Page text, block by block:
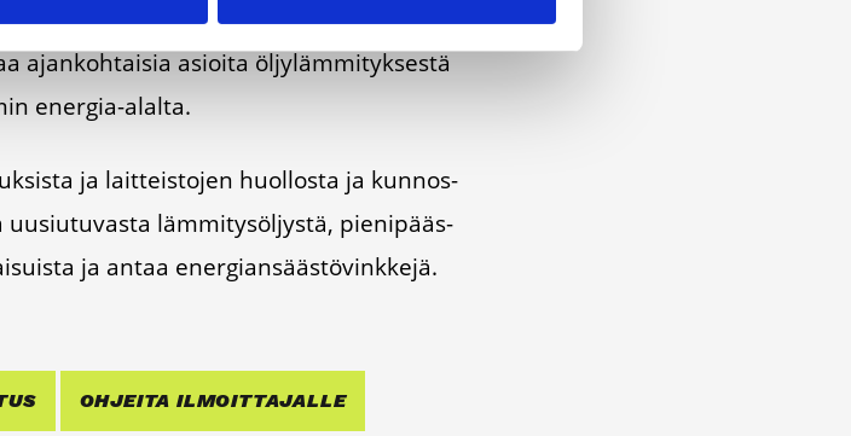
Höy­lä IV:n kulut­ta­ja­tie­do­tus­ka­na­va.
ajan­koh­tai­sia asioi­ta öljy­läm­mi­tyk­ses­tä
ener­gia-alal­ta.
ja lait­teis­to­jen huol­los­ta ja kun­nos­
uusiu­tu­vas­ta läm­mi­ty­söl­jys­tä, pie­ni­pääs­
ja antaa ener­gian­sääs­tö­vink­ke­jä.
OHJEI­TA ILMOIT­TA­JAL­LE